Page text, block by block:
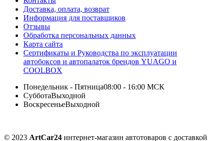
Доставка, оплата, возврат
Информация для поставщиков
Отзывы
Обработка персональных данных
Карта сайта
Сертификаты и Руководства по эксплуатации
автобоксов и автопалаток брендов YUAGO и
COOLBOX
Понедельник - Пятница08:00 - 16:00 МСК
СубботаВыходной
ВоскресеньеВыходной
© 2023 ArtCar24 интернет-магазин автотоваров с доставкой